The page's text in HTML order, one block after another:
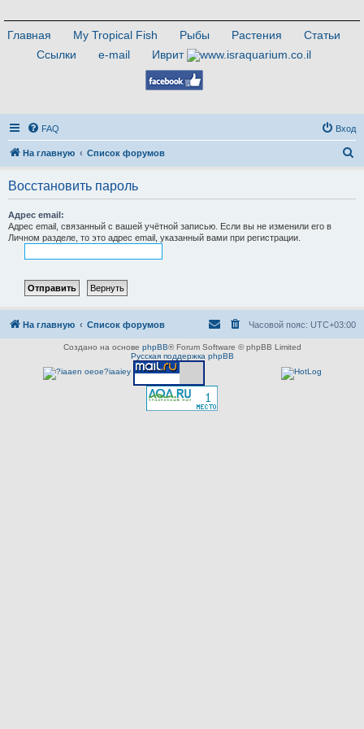
Главная My Tropical Fish Рыбы Растения
Статьи
Ссылки
e-mail Иврит
FAQ Вход
На главную Список форумов
Восстановить пароль
Адрес email:
Адрес email, связанный с вашей учётной записью. Если вы не изменили его в
Личном разделе, то это адрес email, указанный вами при регистрации.
На главную Список форумов Часовой пояс: UTC+03:00
Создано на основе phpBB® Forum Software © phpBB Limited
Русская поддержка phpBB